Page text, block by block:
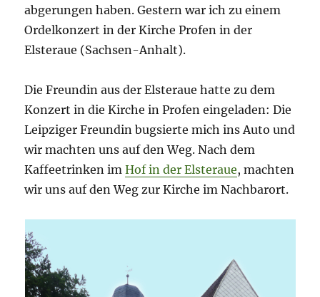
abgerungen haben. Gestern war ich zu einem
Ordelkonzert in der Kirche Profen in der
Elsteraue (Sachsen-Anhalt).
Die Freundin aus der Elsteraue hatte zu dem
Konzert in die Kirche in Profen eingeladen: Die
Leipziger Freundin bugsierte mich ins Auto und
wir machten uns auf den Weg. Nach dem
Kaffeetrinken imHof in der Elsteraue, machten
wir uns auf den Weg zur Kirche im Nachbarort.